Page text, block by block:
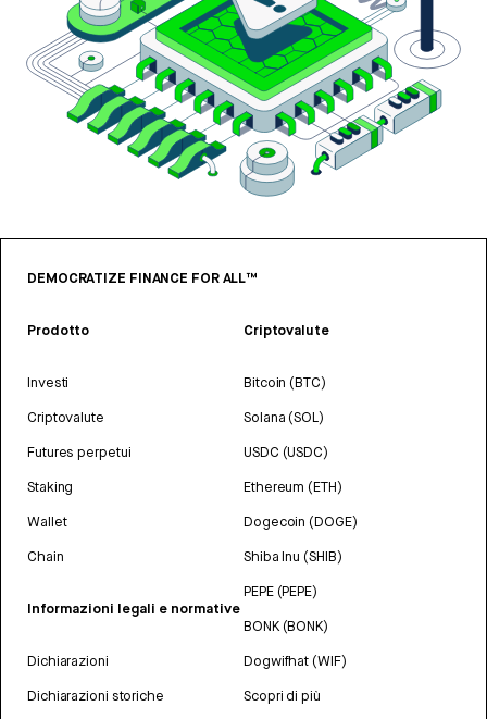
DEMOCRATIZE FINANCE FOR ALL™
Prodotto
Investi
Criptovalute
Futures perpetui
Staking
Wallet
Chain
Informazioni legali e normative
Dichiarazioni
Dichiarazioni storiche
Criptovalute
Bitcoin (BTC)
Solana (SOL)
USDC (USDC)
Ethereum (ETH)
Dogecoin (DOGE)
Shiba Inu (SHIB)
PEPE (PEPE)
BONK (BONK)
Dogwifhat (WIF)
Scopri di più